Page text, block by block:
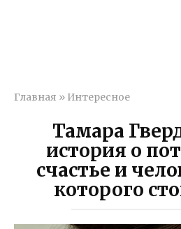
Главная » Интересное
Тамара
история о
счастье и
которого